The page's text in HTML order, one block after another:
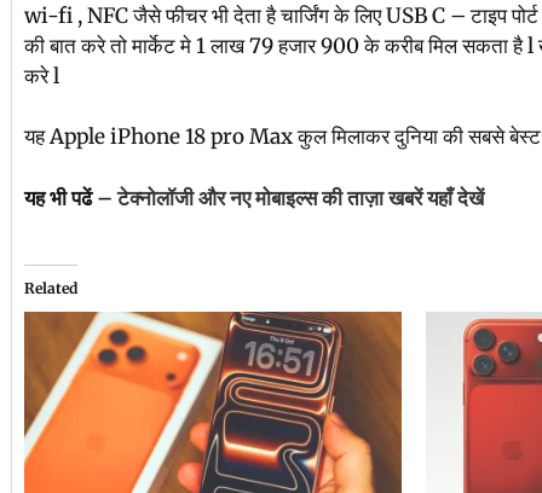
wi-fi , NFC जैसे फीचर भी देता है चार्जिंग के लिए USB C – टाइप
की बात करे तो मार्केट मे 1 लाख 79 हजार 900 के करीब मिल सकता है l
करे l
यह Apple iPhone 18 pro Max कुल मिलाकर दुनिया की सबसे बेस्ट
यह भी पढें –टेक्नोलॉजी और नए मोबाइल्स की ताज़ा खबरें यहाँ देखें
Related